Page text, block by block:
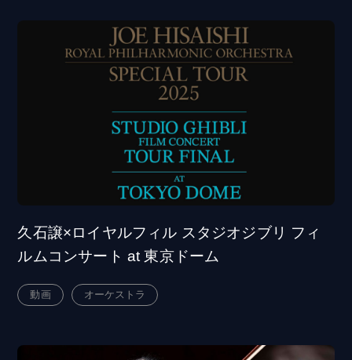
久石譲×ロイヤルフィル スタジオジブリ フィ
ルムコンサート at 東京ドーム
動画 オーケストラ